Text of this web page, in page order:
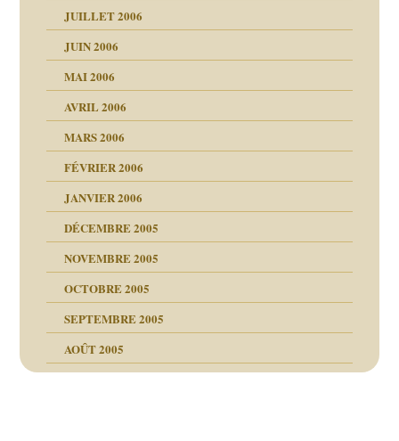
JUILLET 2006
JUIN 2006
MAI 2006
AVRIL 2006
MARS 2006
FÉVRIER 2006
JANVIER 2006
DÉCEMBRE 2005
NOVEMBRE 2005
OCTOBRE 2005
SEPTEMBRE 2005
AOÛT 2005
cocaïne.